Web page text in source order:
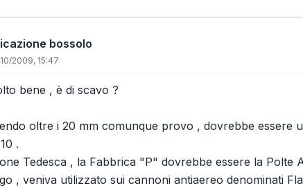
bossolo
2009, 15:47
bene , è di scavo ?
oltre i 20 mm comunque provo , dovrebbe essere
.
Tedesca , la Fabbrica "P" dovrebbe essere la Polte
, veniva utilizzato sui cannoni antiaereo denominati